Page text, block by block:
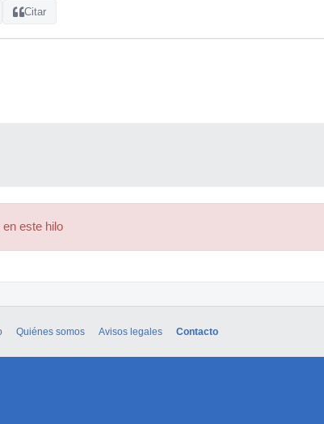
Citar
en este hilo
Quiénes somos Avisos legales Contacto